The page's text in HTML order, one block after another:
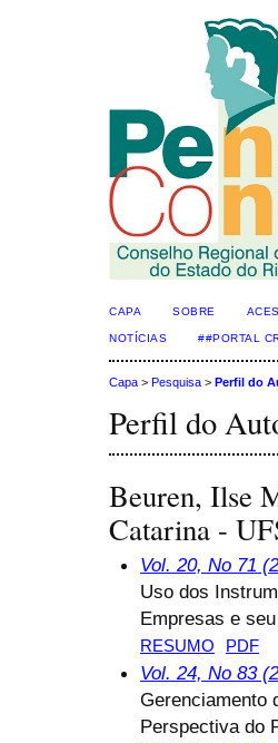
CAPA SOBRE
NOTÍCIAS ##PORTAL
Capa > Pesquisa > Perfil do
Perfil do
Beuren, Ilse
Catarina -
Vol. 20, No 71
Uso dos
Empresas e
RESUMO PDF
Vol. 24, No 83
Gerenciamento
Perspectiva do